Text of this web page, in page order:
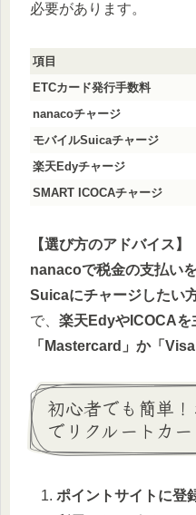
必要があります。
項目
ETCカード発行手数料
nanacoチャージ
モバイルSuicaチャージ
楽天Edyチャージ
SMART ICOCAチャージ
【選び方のアドバイス】
nanacoで税金の支払い
Suicaにチャージしたい
で、 楽天EdyやICOCAを
「Mastercard」か「Visa
初心者でも簡単
でリクルートカ
ポイントサイトに登